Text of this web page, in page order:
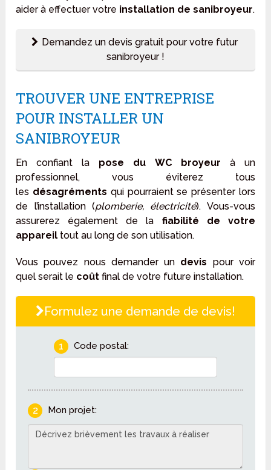
aider à effectuer votre installation de sanibroyeur.
Demandez un devis gratuit pour votre futur
sanibroyeur !
TROUVER UNE ENTREPRISE
POUR INSTALLER UN
SANIBROYEUR
En confiant la pose du WC broyeur à un
professionnel, vous éviterez tous
les désagréments qui pourraient se présenter lors
de l’installation (plomberie, électricité). Vous-vous
assurerez également de la fiabilité de votre
appareil tout au long de son utilisation.
Vous pouvez nous demander un devis pour voir
quel serait le coût final de votre future installation.
Formulez une demande de devis!
1 Code postal:
2 Mon projet: